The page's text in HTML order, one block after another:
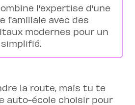
l'expertise d'une
familiale avec des
modernes pour un
la route, mais tu te
auto-école choisir pour